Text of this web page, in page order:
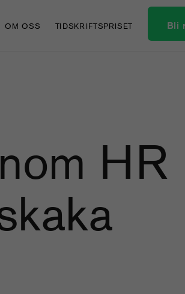
OM OSS TIDSKRIFTSPRISET Bli
HR